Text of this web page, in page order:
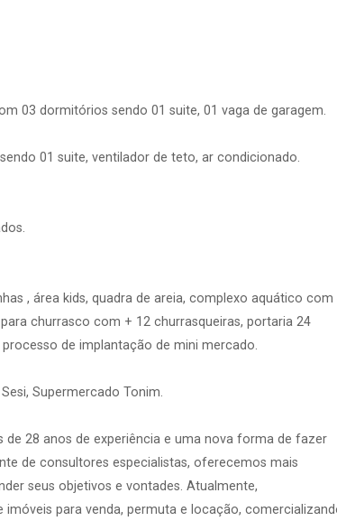
03 dormitórios sendo 01 suite, 01 vaga de garagem.
01 suite, ventilador de teto, ar condicionado.
, área kids, quadra de areia, complexo aquático com
churrasco com + 12 churrasqueiras, portaria 24
de implantação de mini mercado.
Supermercado Tonim.
de 28 anos de experiência e uma nova forma de fazer
de consultores especialistas, oferecemos mais
seus objetivos e vontades. Atualmente,
para venda, permuta e locação,